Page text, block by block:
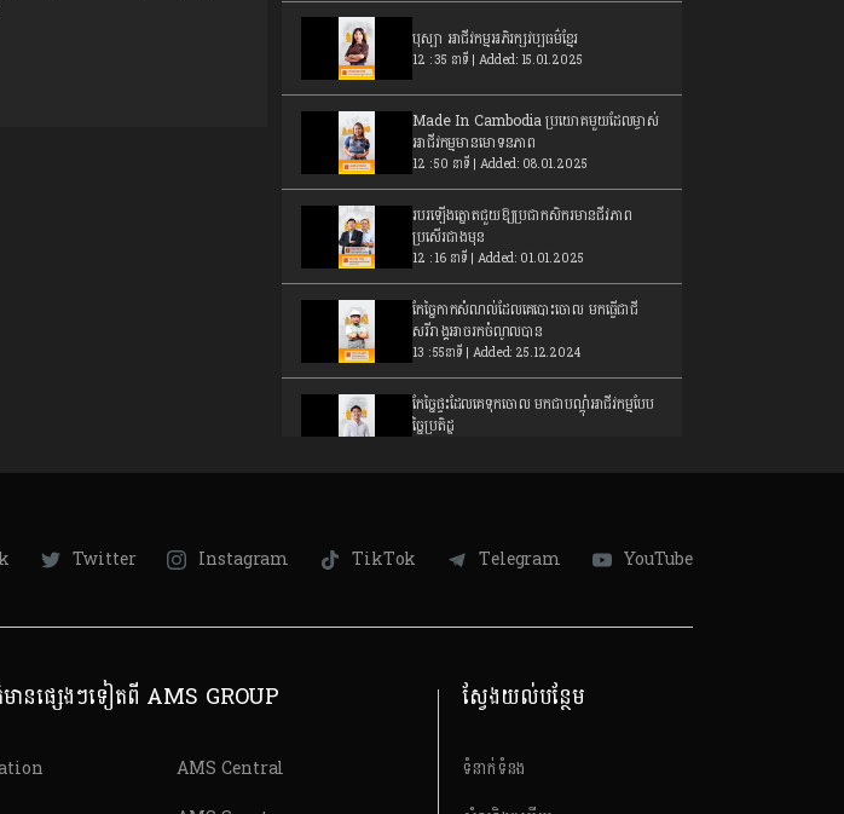
បុស្បា អាជីវកម្មអភិរក្សវប្បធម៌ខ្មែរ
12 : 35 នាទី | Added: 15.01.2025
Made In Cambodia ប្រយោគមួយដែលម្ចាស់
អាជីវកម្មមានមោទនភាព
12 : 50 នាទី | Added: 08.01.2025
របរឡើងត្នោតជួយឱ្យប្រជាកសិករមានជីវភាព
ប្រសើរជាងមុន
12 : 16 នាទី | Added: 01.01.2025
កែច្នៃកាកសំណល់ដែលគេបោះចោល​ មកធ្វើជាជី
សរីរាង្គអាចរកចំណូលបាន
13 : 55នាទី | Added: 25.12.2024
កែច្នៃផ្ទះដែលគេទុកចោល មកជាបណ្តុំអាជីវកម្មបែប
ច្នៃប្រតិដ្ឋ
10: 47នាទី | Added: 04.12.2024
សរសៃឈូកច្នៃចេញជាសម្លៀកបំពាក់ និងរបស់ប្រើ
ប្រាស់យ៉ាងប្រណិត
ការចេះគ្រប់គ្រងហិរញ្ញវត្ថុ​ គឺជាចំណុចស្លាប់រស់របស់
Twitter Instagram TikTok Telegram YouTube
ានផ្សេងៗទៀតពី AMS GROUP
AMS Central
ស្វែងយល់បន្ថែម
ទំនាក់ទំនង